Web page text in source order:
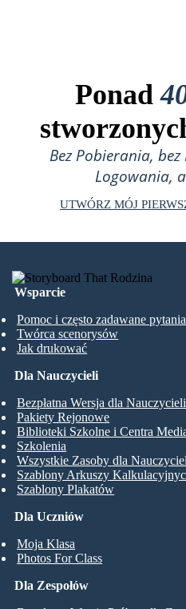
Ponad
Bez Pobierania,
Logowania,
UTWÓRZ MÓJ
Wsparcie
Pomoc i często zadawane pytania
Twórca scenorysów
Jak drukować
Dla Uczniów
Moja Klasa
Photos For Class
Dla Nauczycieli
Bezpłatna Wersja dla Nauczycieli
Pakiety Rejonowe
Biblioteki Szkolne i Centra
Szkolenia
Wszystkie Zasoby dla
Szablony Arkuszy
Szablony Plakatów
Dla Zespołów